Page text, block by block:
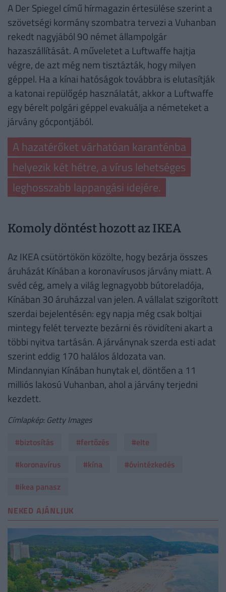
A Der Spiegel című hírmagazin értesülése szerint a
szövetségi kormány szombatra tervezi a Vuhanban
rekedt nagyjából 90 német állampolgár
hazaszállítását. A műveletet a Luftwaffe hajtja
végre, de azt még nem tisztázták, hogy milyen
géppel. Ha a kínai hatóságok továbbra is elutasítják
a katonai repülőgép használatát, akkor a Luftwaffe
egy bérelt polgári géppel evakuálja a németeket a
járvány gócpontjából.
A hazatérőket várhatóan karanténba
helyezik két hétre, a vírus lehetséges
leghosszabb lappangási idejére.
Komoly döntést hozott az IKEA
Az IKEA csütörtökön közölte, hogy bezárja összes
áruházát Kínában a koronavírusos járvány miatt. A
svéd cég, amely a világ legnagyobb bútoreladója,
Kínában 30 áruházzal van jelen. A vállalat szigorított
szerdai bejelentésén: egy napja még csak boltjai
mintegy felét tervezte bezárni és rövidíteni akart a
többi nyitva tartásán. A járványnak szerda esti adat
szerint eddig 170 halálos áldozata van.
Mindannyian Kínában hunytak el, döntően a 11
milliós lakosú Vuhanban, ahol a járvány terjedni
kezdett.
Címlapkép: Getty Images
#biztosítás
#fertőzés
#elte
#koronavírus
#kína
#óvintézkedés
#ikea panasz
NEKED AJÁNLJUK